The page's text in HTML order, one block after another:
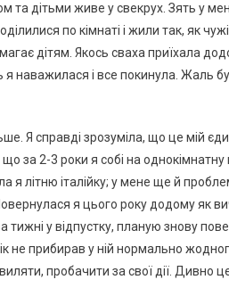
та дітьми живе у свекрух. Зять у
по кімнаті і жили так, як
дітям. Якось сваха приїхала
наважилася і все покинула. Жаль
Я справді зрозуміла, що це мій
за 2-3 роки я собі на
літню італійку; у мене ще й
я цього року додому як
у відпустку, планую знову
не прибирав у ній нормально
пробачити за свої дії. Дивно